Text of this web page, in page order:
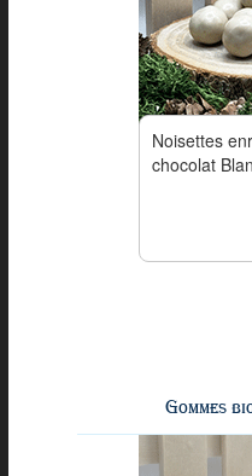
Noisettes
chocolat
Gommes